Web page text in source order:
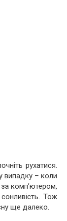
рухатися.
випадку – коли
комп’ютером,
Тож
ще далеко.